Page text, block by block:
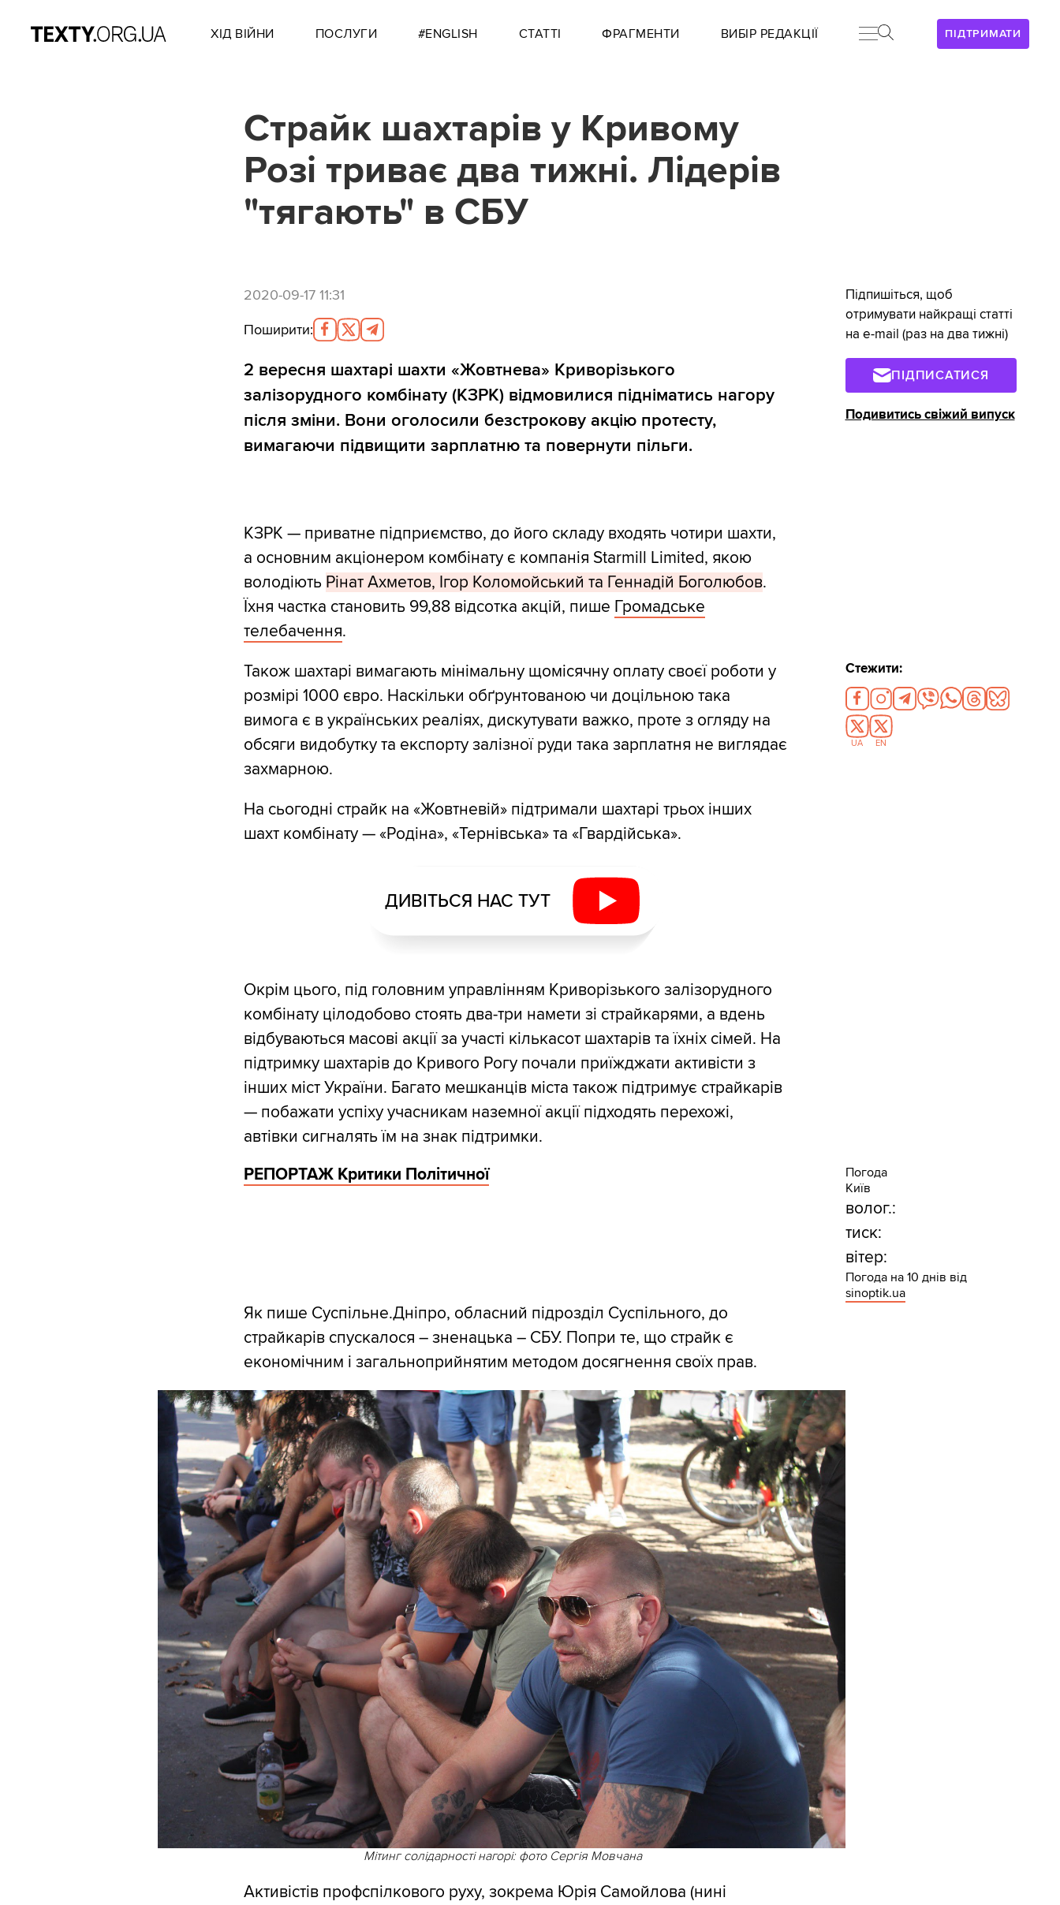
ПІДТРИМАТИ
ХІД ВІЙНИ ПОСЛУГИ #ENGLISH СТАТТІ ФРАГМЕНТИ ВИБІР РЕДАКЦІЇ
Страйк шахтарів у Кривому
Розі триває два тижні. Лідерів
"тягають" в СБУ
2020-09-17 11:31
Поширити:
2 вересня шахтарі шахти «Жовтнева» Криворізького
залізорудного комбінату (КЗРК) відмовилися підніматись нагору
після зміни. Вони оголосили безстрокову акцію протесту,
вимагаючи підвищити зарплатню та повернути пільги.
КЗРК — приватне підприємство, до його складу входять чотири шахти,
а основним акціонером комбінату є компанія Starmill Limited, якою
володіють Рінат Ахметов, Ігор Коломойський та Геннадій Боголюбов.
Їхня частка становить 99,88 відсотка акцій, пише Громадське
телебачення.
Також шахтарі вимагають мінімальну щомісячну оплату своєї роботи у
розмірі 1000 євро. Наскільки обґрунтованою чи доцільною така
вимога є в українських реаліях, дискутувати важко, проте з огляду на
обсяги видобутку та експорту залізної руди така зарплатня не виглядає
захмарною.
На сьогодні страйк на «Жовтневій» підтримали шахтарі трьох інших
шахт комбінату — «Родіна», «Тернівська» та «Гвардійська».
ДИВІТЬСЯ НАС ТУТ
Окрім цього, під головним управлінням Криворізького залізорудного
комбінату цілодобово стоять два-три намети зі страйкарями, а вдень
відбуваються масові акції за участі кількасот шахтарів та їхніх сімей. На
підтримку шахтарів до Кривого Рогу почали приїжджати активісти з
інших міст України. Багато мешканців міста також підтримує страйкарів
— побажати успіху учасникам наземної акції підходять перехожі,
автівки сигналять їм на знак підтримки.
РЕПОРТАЖ Критики Політичної
Як пише Суспільне.Дніпро, обласний підрозділ Суспільного, до
страйкарів спускалося – зненацька – СБУ. Попри те, що страйк є
економічним і загальноприйнятим методом досягнення своїх прав.
Мітинг солідарності нагорі: фото Сергія Мовчана
Активістів профспілкового руху, зокрема Юрія Самойлова (нині
Підпишіться, щоб
отримувати найкращі статті
на e-mail (раз на два тижні)
ПІДПИСАТИСЯ
Подивитись свіжий випуск
Стежити:
UA EN
Погода
Київ
волог.:
тиск:
вітер:
Погода на 10 днів від
sinoptik.ua